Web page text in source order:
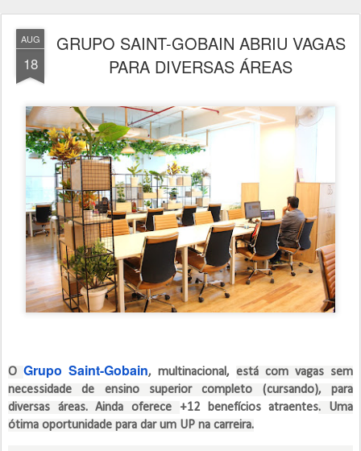
AUG
18
GRUPO SAINT-GOBAIN ABRIU VAGAS
PARA DIVERSAS ÁREAS
O Grupo Saint-Gobain​,​​ multinacional, está com vagas sem
necessidade de ensino superior completo (cursando), para
diversas áreas. Ainda oferece
+12 benefícios atraentes. Uma
ótima oportunidade para dar um UP na carreira.